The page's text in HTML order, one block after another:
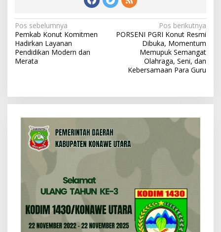
N
a
v
i
a
Pos sebelumnya
Pemkab Konut Komitmen
Hadirkan Layanan
Pendidikan Modern dan
Merata
Pos berikutnya
PORSENI PGRI Konut Resmi
Dibuka, Momentum
Memupuk Semangat
Olahraga, Seni, dan
Kebersamaan Para Guru